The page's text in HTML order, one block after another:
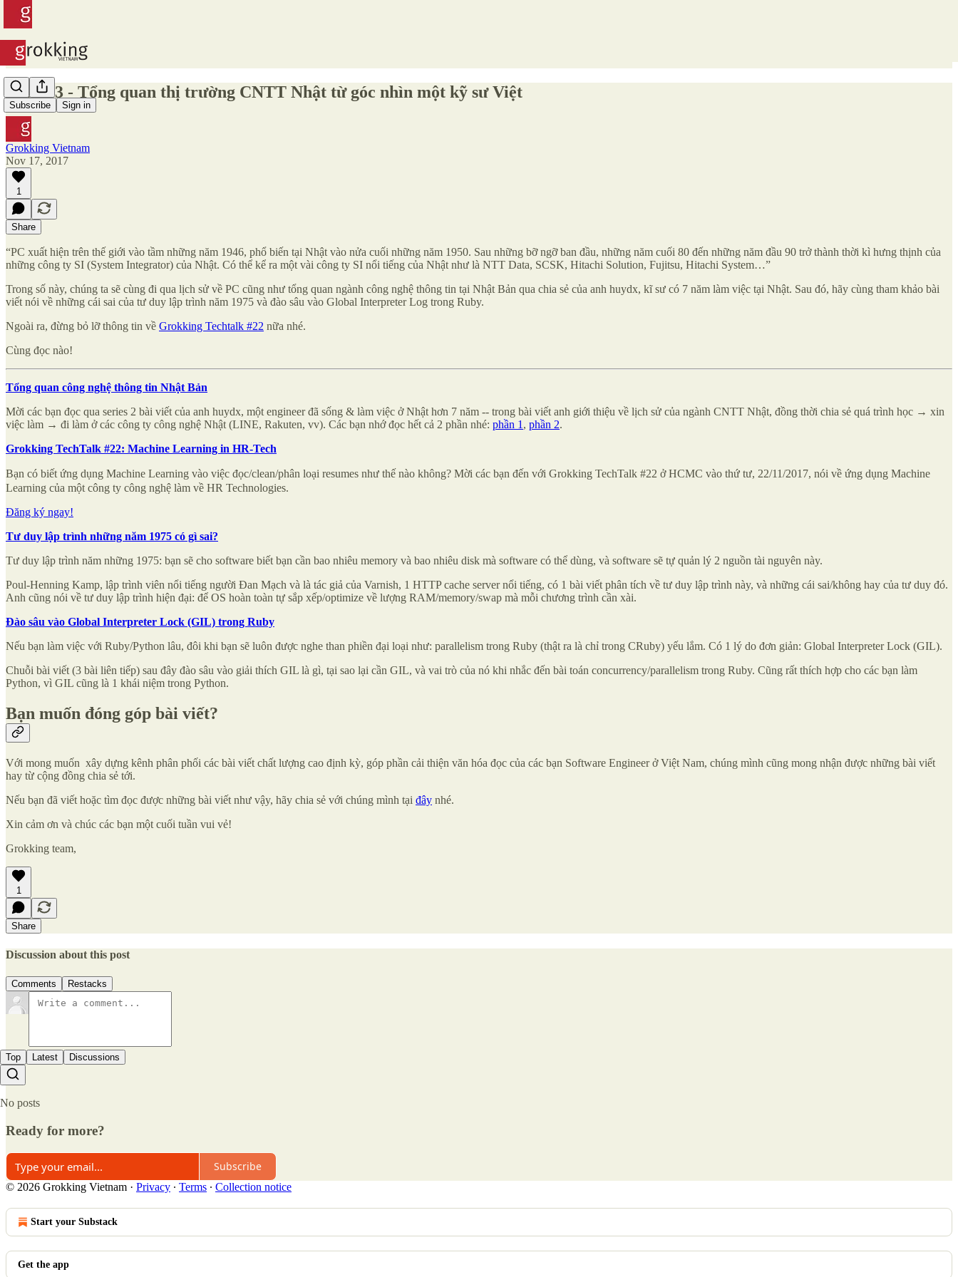
Subscribe Sign in
Issue #3 - Tổng quan thị trường CNTT Nhật từ góc nhìn một kỹ sư Việt
Grokking Vietnam
Nov 17, 2017
1
Share
“PC xuất hiện trên thế giới vào tầm những năm 1946, phổ biến tại Nhật vào nửa cuối những năm 1950. Sau những bỡ ngỡ ban đầu, những năm cuối 80 đến những năm đầu 90 trở thành thời kì hưng thịnh của
những công ty SI (System Integrator) của Nhật. Có thể kể ra một vài công ty SI nổi tiếng của Nhật như là NTT Data, SCSK, Hitachi Solution, Fujitsu, Hitachi System…”
Trong số này, chúng ta sẽ cùng đi qua lịch sử về PC cũng như tổng quan ngành công nghệ thông tin tại Nhật Bản qua chia sẻ của anh huydx, kĩ sư có 7 năm làm việc tại Nhật. Sau đó, hãy cùng tham khảo bài
viết nói về những cái sai của tư duy lập trình năm 1975 và đào sâu vào Global Interpreter Log trong Ruby.
Ngoài ra, đừng bỏ lỡ thông tin về Grokking Techtalk #22 nữa nhé.
Cùng đọc nào!
Tổng quan công nghệ thông tin Nhật Bản
Mời các bạn đọc qua series 2 bài viết của anh huydx, một engineer đã sống & làm việc ở Nhật hơn 7 năm -- trong bài viết anh giới thiệu về lịch sử của ngành CNTT Nhật, đồng thời chia sẻ quá trình học → xin
việc làm → đi làm ở các công ty công nghệ Nhật (LINE, Rakuten, vv). Các bạn nhớ đọc hết cả 2 phần nhé: phần 1 , phần 2.
Grokking TechTalk #22: Machine Learning in HR-Tech
Bạn có biết ứng dụng Machine Learning vào việc đọc/clean/phân loại resumes như thế nào không? Mời các bạn đến với Grokking TechTalk #22 ở HCMC vào thứ tư, 22/11/2017, nói về ứng dụng Machine
Learning của một công ty công nghệ làm về HR Technologies.
Đăng ký ngay!
Tư duy lập trình những năm 1975 có gì sai?
Tư duy lập trình năm những 1975: bạn sẽ cho software biết bạn cần bao nhiêu memory và bao nhiêu disk mà software có thể dùng, và software sẽ tự quản lý 2 nguồn tài nguyên này.
Poul-Henning Kamp, lập trình viên nổi tiếng người Đan Mạch và là tác giả của Varnish, 1 HTTP cache server nổi tiếng, có 1 bài viết phân tích về tư duy lập trình này, và những cái sai/không hay của tư duy đó.
Anh cũng nói về tư duy lập trình hiện đại: để OS hoàn toàn tự sắp xếp/optimize về lượng RAM/memory/swap mà mỗi chương trình cần xài.
Đào sâu vào Global Interpreter Lock (GIL) trong Ruby
Nếu bạn làm việc với Ruby/Python lâu, đôi khi bạn sẽ luôn được nghe than phiền đại loại như: parallelism trong Ruby (thật ra là chỉ trong CRuby) yếu lắm. Có 1 lý do đơn giản: Global Interpreter Lock (GIL).
Chuỗi bài viết (3 bài liên tiếp) sau đây đào sâu vào giải thích GIL là gì, tại sao lại cần GIL, và vai trò của nó khi nhắc đến bài toán concurrency/parallelism trong Ruby. Cũng rất thích hợp cho các bạn làm
Python, vì GIL cũng là 1 khái niệm trong Python.
Bạn muốn đóng góp bài viết?
Với mong muốn xây dựng kênh phân phối các bài viết chất lượng cao định kỳ, góp phần cải thiện văn hóa đọc của các bạn Software Engineer ở Việt Nam, chúng mình cũng mong nhận được những bài viết
hay từ cộng đồng chia sẻ tới.
Nếu bạn đã viết hoặc tìm đọc được những bài viết như vậy, hãy chia sẻ với chúng mình tại đây nhé.
Xin cảm ơn và chúc các bạn một cuối tuần vui vẻ!
Grokking team,
1
Share
Discussion about this post
Comments Restacks
Top Latest Discussions
No posts
Ready for more?
Subscribe
© 2026 Grokking Vietnam · Privacy ∙ Terms ∙ Collection notice
Start your Substack
Get the app